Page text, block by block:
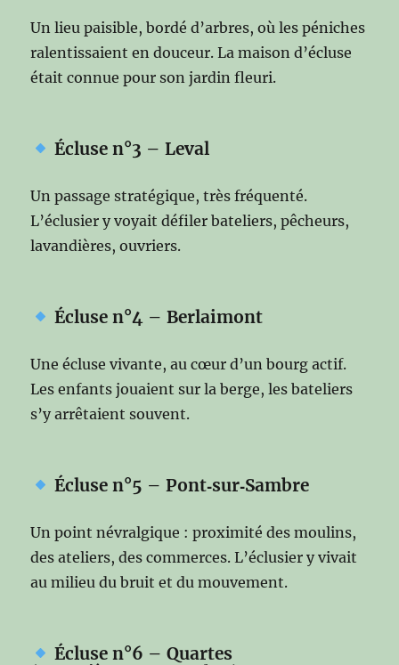
Un lieu paisible, bordé d’arbres, où les péniches
ralentissaient en douceur. La maison d’écluse
était connue pour son jardin fleuri.
Écluse n°3 – Leval
Un passage stratégique, très fréquenté.
L’éclusier y voyait défiler bateliers, pêcheurs,
lavandières, ouvriers.
Écluse n°4 – Berlaimont
Une écluse vivante, au cœur d’un bourg actif.
Les enfants jouaient sur la berge, les bateliers
s’y arrêtaient souvent.
Écluse n°5 – Pont‑sur‑Sambre
Un point névralgique : proximité des moulins,
des ateliers, des commerces. L’éclusier y vivait
au milieu du bruit et du mouvement.
Écluse n°6 – Quartes